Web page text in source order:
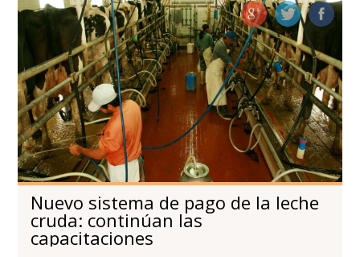
Nuevo sistema de pago de la leche
cruda: continúan las
capacitaciones